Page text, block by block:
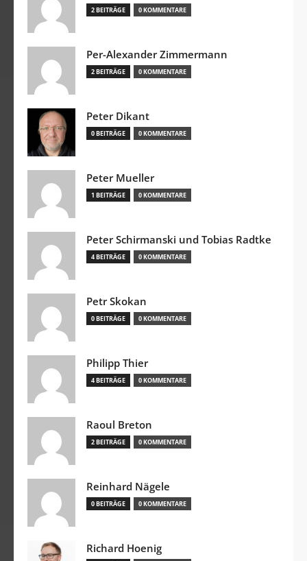
2 BEITRÄGE 0 KOMMENTARE
Per-Alexander Zimmermann
2 BEITRÄGE 0 KOMMENTARE
Peter Dikant
0 BEITRÄGE 0 KOMMENTARE
Peter Mueller
1 BEITRÄGE 0 KOMMENTARE
Peter Schirmanski und Tobias Radtke
4 BEITRÄGE 0 KOMMENTARE
Petr Skokan
0 BEITRÄGE 0 KOMMENTARE
Philipp Thier
4 BEITRÄGE 0 KOMMENTARE
Raoul Breton
2 BEITRÄGE 0 KOMMENTARE
Reinhard Nägele
0 BEITRÄGE 0 KOMMENTARE
Richard Hoenig